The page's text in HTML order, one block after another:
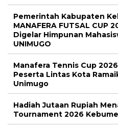
Pemerintah Kabupaten
MANAFERA FUTSAL CUP
Digelar Himpunan
UNIMUGO
Manafera Tennis Cup
Peserta Lintas Kota
Unimugo
Hadiah Jutaan Rupiah
Tournament 2026